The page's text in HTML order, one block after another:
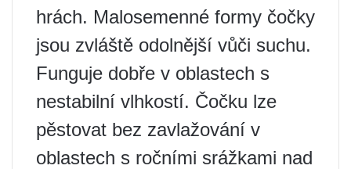
hrách. Malosemenné formy čočky
jsou zvláště odolnější vůči suchu.
Funguje dobře v oblastech s
nestabilní vlhkostí. Čočku lze
pěstovat bez zavlažování v
oblastech s ročními srážkami nad